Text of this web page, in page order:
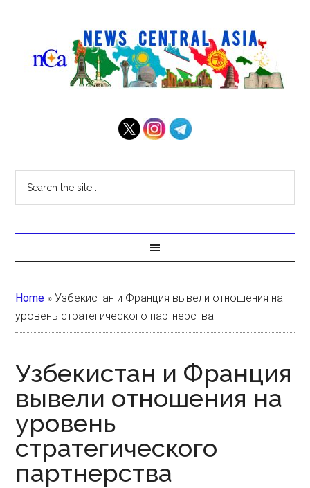
Home »Узбекистан и Франция вывели отношения на
уровень стратегического партнерства
Узбекистан и Франция
вывели отношения на
уровень
стратегического
партнерства